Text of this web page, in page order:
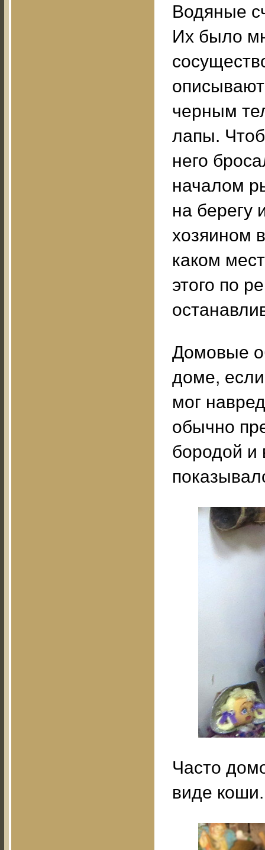
Водяные
Их было
черным
лапы.
него
началом
на берегу
хозяином
каком
этого по
Домовые
доме,
мог
обычно
бородой
Часто
виде коши.